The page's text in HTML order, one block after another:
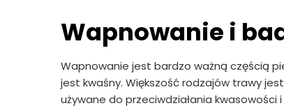
Wapnowanie i
Wapnowanie jest bardzo ważną częścią
jest kwaśny. Większość rodzajów trawy
używane do przeciwdziałania